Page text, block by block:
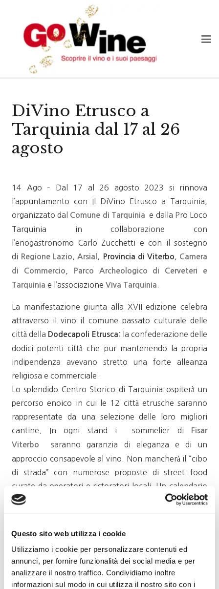
Questo sito web utilizza i cookie
Utilizziamo i cookie per personalizzare contenuti ed
annunci, per fornire funzionalità dei social media e per
analizzare il nostro traffico. Condividiamo inoltre
informazioni sul modo in cui utilizza il nostro sito con i
DiVino Etrusco a
Tarquinia dal 17 al 26
agosto
14 Ago – Dal 17 al 26 agosto 2023 si rinnova
l’appuntamento con Il DiVino Etrusco a Tarquinia,
organizzato dal Comune di Tarquinia e dalla Pro Loco
Tarquinia in collaborazione con
l’enogastronomo Carlo Zucchetti e con il sostegno
di Regione Lazio Arsial Provincia di Viterbo
Camera
di Commercio
Parco Archeologico di Cerveteri e
Tarquinia e l’associazione Viva Tarquinia
La manifestazione giunta alla XVII edizione celebra
attraverso il vino il comune passato culturale delle
città della Dodecapoli Etrusca : la confederazione delle
dodici potenti città che pur mantenendo la propria
indipendenza avevano stretto una forte alleanza
religiosa e commerciale.
Lo splendido Centro Storico di Tarquinia ospiterà un
percorso enoico in cui le 12 città etrusche saranno
rappresentate da una selezione delle loro migliori
cantine. In ogni stand i sommelier di
Fisar
Viterbo saranno garanzia di eleganza e di un
approccio consapevole al vino. Non mancherà il “cibo
di strada” con numerose proposte di street food
curate da operatori e ristoratori locali. Un calendario
ricco di appuntamenti con degustazioni guidate,
show cooking, musica, spettacoli e mostre d’arte e
Eventi Arena San Marco (degustazioni e show
cooking): ingresso € 5,00